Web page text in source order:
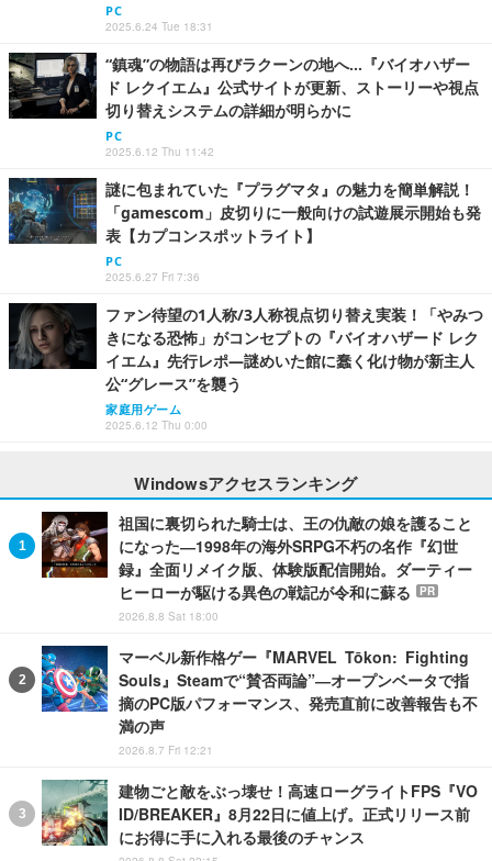
PC
2025.6.24 Tue 18:31
“鎮魂”の物語は再びラクーンの地へ…『バイオハザー
ド レクイエム』公式サイトが更新、ストーリーや視点
切り替えシステムの詳細が明らかに
PC
2025.6.12 Thu 11:42
謎に包まれていた『プラグマタ』の魅力を簡単解説！
「gamescom」皮切りに一般向けの試遊展示開始も発
表【カプコンスポットライト】
PC
2025.6.27 Fri 7:36
ファン待望の1人称/3人称視点切り替え実装！「やみつ
きになる恐怖」がコンセプトの『バイオハザード レク
イエム』先行レポ―謎めいた館に蠢く化け物が新主人
公“グレース”を襲う
家庭用ゲーム
2025.6.12 Thu 0:00
Windowsアクセスランキング
祖国に裏切られた騎士は、王の仇敵の娘を護ること
になった―1998年の海外SRPG不朽の名作『幻世
録』全面リメイク版、体験版配信開始。ダーティー
ヒーローが駆ける異色の戦記が令和に蘇る
PR
2026.8.8 Sat 18:00
マーベル新作格ゲー『MARVEL Tōkon: Fighting
Souls』Steamで“賛否両論”―オープンベータで指
摘のPC版パフォーマンス、発売直前に改善報告も不
満の声
2026.8.7 Fri 12:21
建物ごと敵をぶっ壊せ！高速ローグライトFPS『VO
ID/BREAKER』8月22日に値上げ。正式リリース前
にお得に手に入れる最後のチャンス